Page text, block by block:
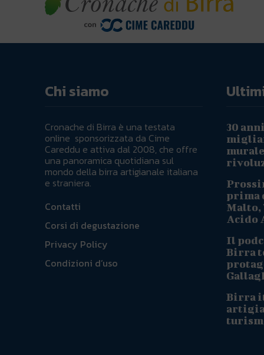
Chi siamo
Cronache di Birra è una testata
online sponsorizzata da Cime
Careddu e attiva dal 2008, che offre
una panoramica quotidiana sul
mondo della birra artigianale italiana
e straniera.
Contatti
Corsi di degustazione
Privacy Policy
Condizioni d’uso
30
prima
Acido
Il
Birra
Birra